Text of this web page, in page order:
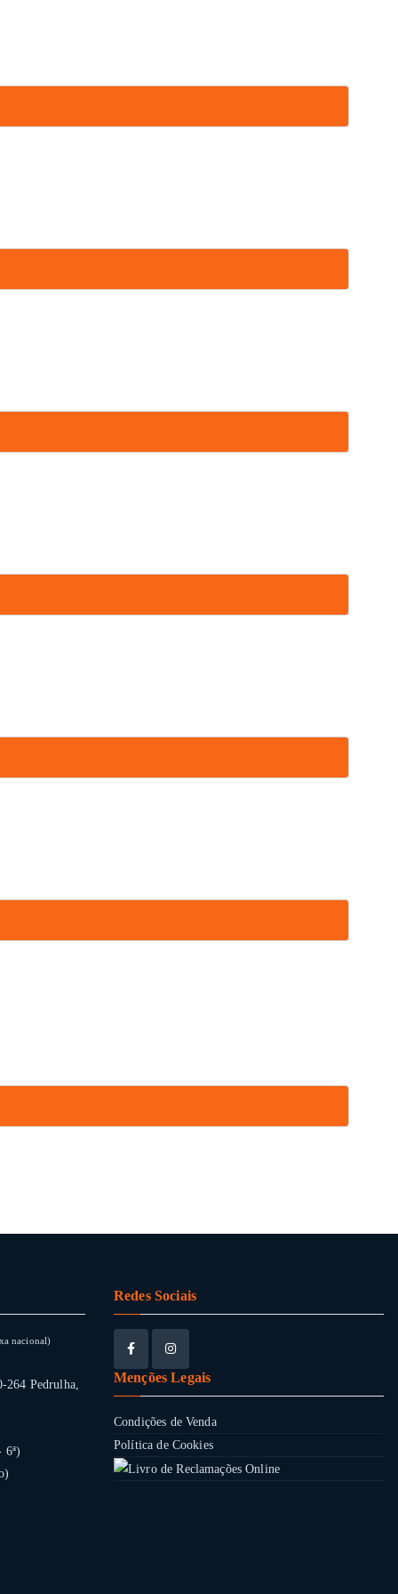
nacional)
264 Pedrulha,
6ª)
Redes Sociais
Menções Legais
Condições de Venda
Política de Cookies